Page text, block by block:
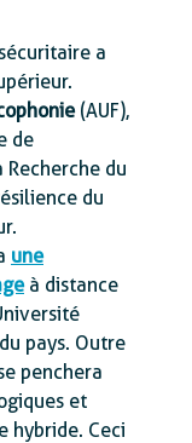
a
(AUF),
de
Recherche du
du
une
à distance
pays. Outre
penchera
et
hybride. Ceci